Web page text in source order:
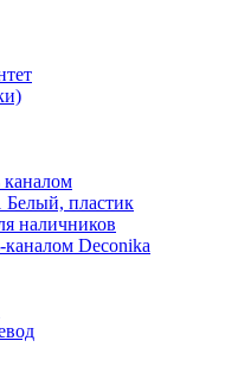
каналом
пластик
наличников
Deconika